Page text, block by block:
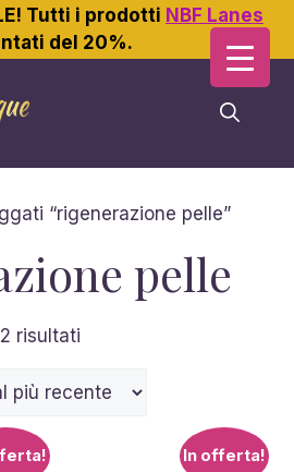
Tutti i prodotti NBF Lanes
del 20%.
“rigenerazione pelle”
pelle
risultati
base
In offerta!